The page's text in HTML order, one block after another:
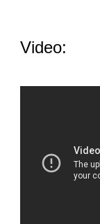
Video: